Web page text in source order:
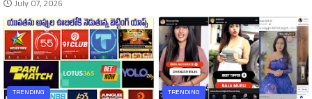
July 07, 2026
TRENDING TRENDING